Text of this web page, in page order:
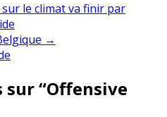
le climat va finir par
→
sur “Offensive